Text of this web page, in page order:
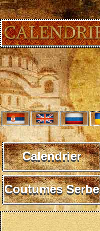
Calendrier
Coutumes Serbe